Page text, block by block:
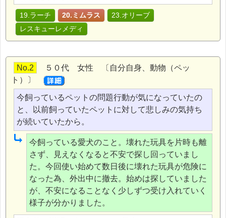
19.ラーチ 20.ミムラス
23.オリーブ
レスキューレメディ
No.2
５０代 女性 〔自分自身、動物（ペッ
ト）〕
今飼っているペットの問題行動が気になっていたの
と、以前飼っていたペットに対して悲しみの気持ち
が続いていたから。
今飼っている愛犬のこと。壊れた玩具を片時も離
さず、見えなくなると不安で探し回っていまし
た。今回使い始めて数日後に壊れた玩具が危険に
なった為、外出中に撤去。始めは探していました
が、不安になることなく少しずつ受け入れていく
様子が分かりました。